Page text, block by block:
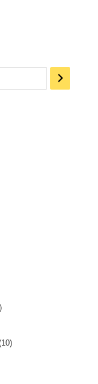
10